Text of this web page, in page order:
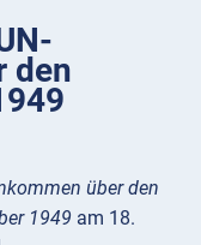
den
über den
1949 am 18.